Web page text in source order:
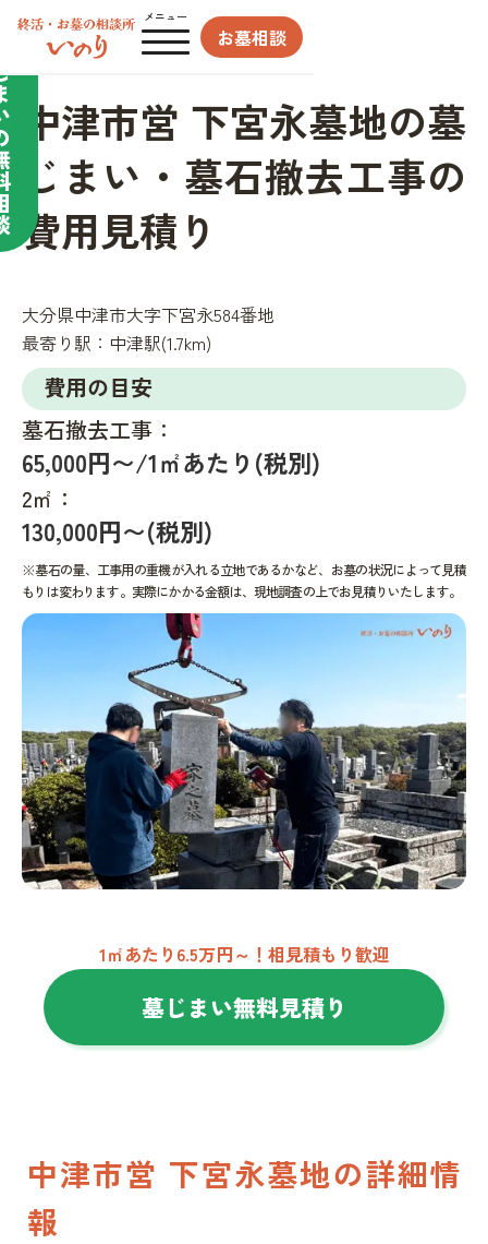
メニュー
お墓相談
中津市営 下宮永墓地の墓
じまい・墓石撤去工事の
費用見積り
大分県中津市大字下宮永584番地
最寄り駅： 中津駅(1.7km)
費用の目安
墓石撤去工事：
65,000円〜/1㎡あたり(税別)
2㎡：
130,000円〜(税別)
※墓石の量、工事用の重機が入れる立地であるかなど、お墓の状況によって見積
もりは変わります。実際にかかる金額は、現地調査の上でお見積りいたします。
1㎡あたり6.5万円～！相見積もり歓迎
墓じまい無料見積り
中津市営 下宮永墓地の詳細情
報